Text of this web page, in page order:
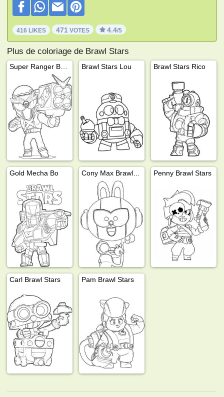
416 LIKES 471 VOTES 4.4/5
Plus de coloriage de Brawl Stars
Brawl Stars Lou Brawl Stars Rico
Gold Mecha Bo Penny Brawl Stars
Carl Brawl Stars Pam Brawl Stars